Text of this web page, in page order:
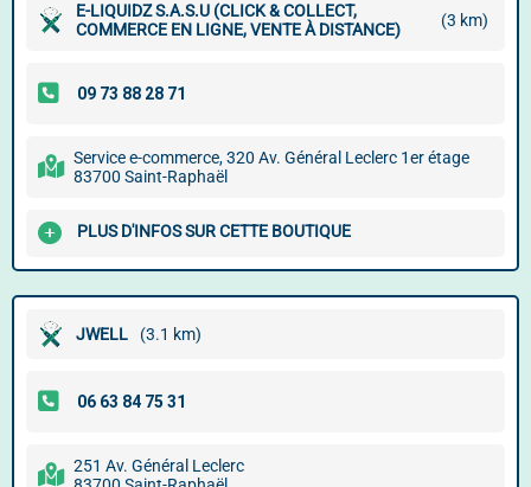
E-LIQUIDZ S.A.S.U (CLICK & COLLECT,
COMMERCE EN LIGNE, VENTE À DISTANCE)
(3 km)
Service e-commerce, 320 Av. Général Leclerc 1er étage
83700 Saint-Raphaël
PLUS D'INFOS SUR CETTE BOUTIQUE
JWELL (3.1 km)
251 Av. Général Leclerc